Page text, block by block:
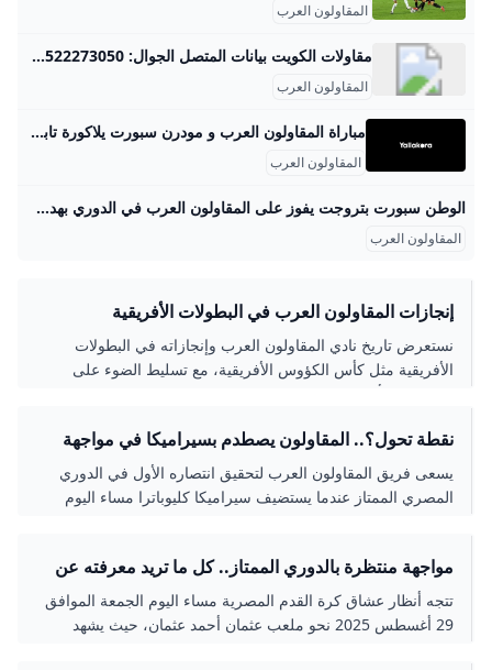
المقاولون العرب
مقاولات الكويت بيانات المتصل الجوال: 0096522273050 البريد الإلكتروني:
المقاولون العرب
مباراة المقاولون العرب و مودرن سبورت يلاكورة تابع أحداث مباراة المقاولون العرب و مودرن سبورت علي يلاكورة
المقاولون العرب
الوطن سبورت بتروجت يفوز على المقاولون العرب في الدوري بهدف نظيف تلقى المقاولون العرب الهزيمة أمام نادي بتروجت، بنتيجة هدف نظيف، في اللقاء الذي جمع الفريقين، ضمن مباريات الجولة الرابعة من مسابقة دوري نايل للمحترفين د. أحمد محمود رئيس التحرير: مصطفى عمار د.أحمد محمود رئيس التحرير: مصطفى عمار اللقاء بدأ بضغط مبكر من جانب نادي بتروجت، وذلك من أجل تسجيل الهدف الأول في شباك المقاولون العرب وخطف النقاط الثلاث من اللقاء، وسط تمركز من جانب لاعبي «الذئاب» في وسط الملعب. ولم ينجح لاعبو الفريقين في تسجيل أي هدف خلال مجريات الشوط الأول من اللقاء، لينتهي الشوط بالتعادل السلبي بين بتروجت والمقاولون العرب.
المقاولون العرب
إنجازات المقاولون العرب في البطولات الأفريقية
نستعرض تاريخ نادي المقاولون العرب وإنجازاته في البطولات
الأفريقية مثل كأس الكؤوس الأفريقية، مع تسليط الضوء على
نقطة تحول؟.. المقاولون يصطدم بسيراميكا في مواجهة
حاسمة بدوري NILE اليوم – جريدة مانشيت
يسعى فريق المقاولون العرب لتحقيق انتصاره الأول في الدوري
المصري الممتاز عندما يستضيف سيراميكا كليوباترا مساء اليوم
مواجهة منتظرة بالدوري الممتاز.. كل ما تريد معرفته عن
مباراة المقاولون العرب وسيراميكا كليوباترا والقنوات
الناقلة – جريدة مانشيت
تتجه أنظار عشاق كرة القدم المصرية مساء اليوم الجمعة الموافق
29 أغسطس 2025 نحو ملعب عثمان أحمد عثمان، حيث يشهد